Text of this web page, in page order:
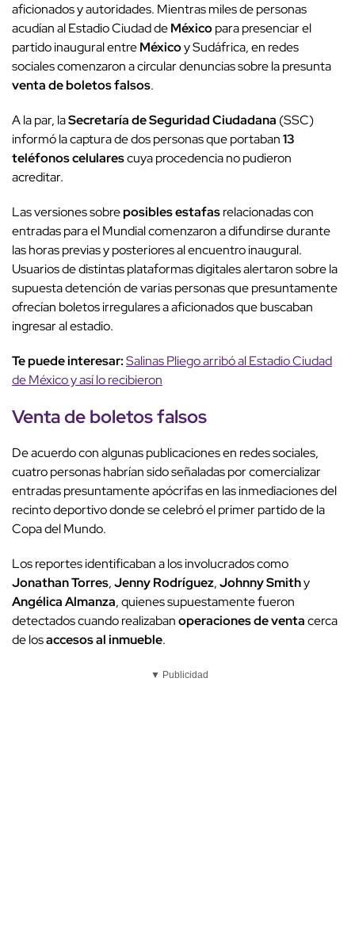
aficionados y autoridades. Mientras miles de personas
acudían al Estadio Ciudad deMéxicopara presenciar el
partido inaugural entreMéxicoy Sudáfrica, en redes
sociales comenzaron a circular denuncias sobre la presunta
venta de boletos falsos.
A la par, laSecretaría de Seguridad Ciudadana (SSC)
informó la captura de dos personas que portaban13
teléfonos celularescuya procedencia no pudieron
acreditar.
Las versiones sobreposibles estafasrelacionadas con
entradas para el Mundial comenzaron a difundirse durante
las horas previas y posteriores al encuentro inaugural.
Usuarios de distintas plataformas digitales alertaron sobre la
supuesta detención de varias personas que presuntamente
ofrecían boletos irregulares a aficionados que buscaban
ingresar al estadio.
Te puede interesar:Salinas Pliego arribó al Estadio Ciudad
de México y así lo recibieron
Venta de boletos falsos
De acuerdo con algunas publicaciones en redes sociales,
cuatro personas habrían sido señaladas por comercializar
entradas presuntamente apócrifas en las inmediaciones del
recinto deportivo donde se celebró el primer partido de la
Copa del Mundo.
Los reportes identificaban a los involucrados como
Jonathan Torres,Jenny Rodríguez,Johnny Smithy
Angélica Almanza, quienes supuestamente fueron
detectados cuando realizabanoperaciones de ventacerca
de losaccesos al inmueble.
▼ Publicidad